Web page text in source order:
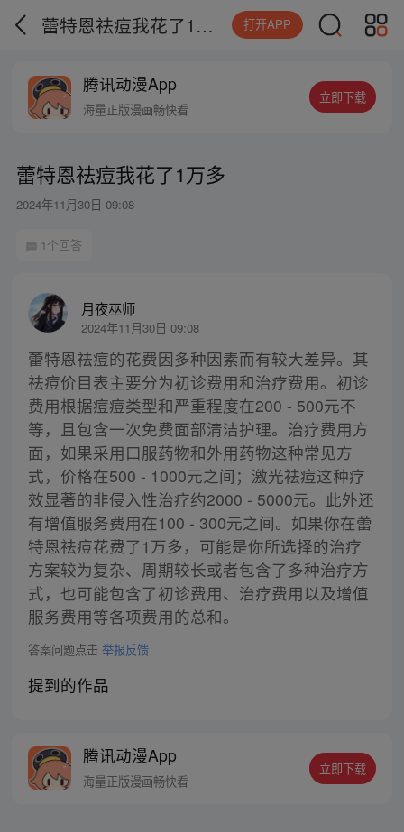
蕾特恩祛痘我花了1万多 打开APP
腾讯动漫App
海量正版漫画畅快看
立即下载
蕾特恩祛痘我花了1万多
2024年11月30日 09:08
1个回答
月夜巫师
2024年11月30日 09:08
蕾特恩祛痘的花费因多种因素而有较大差异。其
祛痘价目表主要分为初诊费用和治疗费用。初诊
费用根据痘痘类型和严重程度在200 - 500元不
等，且包含一次免费面部清洁护理。治疗费用方
面，如果采用口服药物和外用药物这种常见方
式，价格在500 - 1000元之间；激光祛痘这种疗
效显著的非侵入性治疗约2000 - 5000元。此外还
有增值服务费用在100 - 300元之间。如果你在蕾
特恩祛痘花费了1万多，可能是你所选择的治疗
方案较为复杂、周期较长或者包含了多种治疗方
式，也可能包含了初诊费用、治疗费用以及增值
服务费用等各项费用的总和。
答案问题点击 举报反馈
提到的作品
腾讯动漫App
海量正版漫画畅快看
立即下载